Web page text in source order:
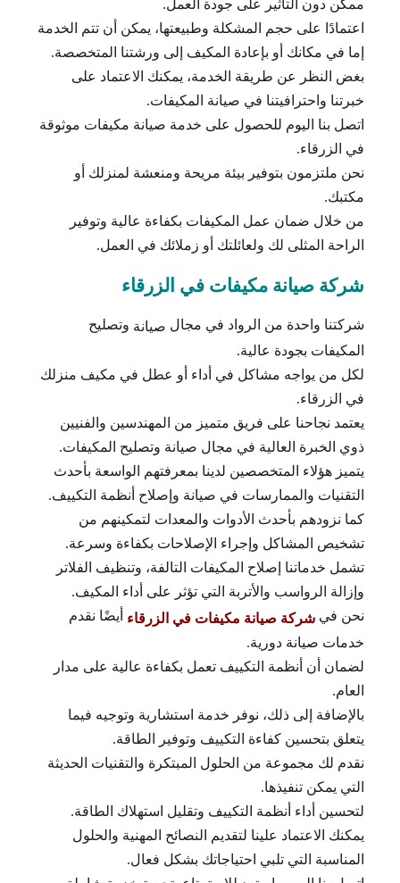
ممكن دون التأثير على جودة العمل.
اعتمادًا على حجم المشكلة وطبيعتها، يمكن أن تتم الخدمة
إما في مكانك أو بإعادة المكيف إلى ورشتنا المتخصصة.
بغض النظر عن طريقة الخدمة، يمكنك الاعتماد على
خبرتنا واحترافيتنا في صيانة المكيفات.
اتصل بنا اليوم للحصول على خدمة صيانة مكيفات موثوقة
في الزرقاء.
نحن ملتزمون بتوفير بيئة مريحة ومنعشة لمنزلك أو
مكتبك.
من خلال ضمان عمل المكيفات بكفاءة عالية وتوفير
الراحة المثلى لك ولعائلتك أو زملائك في العمل.
شركة صيانة مكيفات في الزرقاء
شركتنا واحدة من الرواد في مجال صيانة وتصليح
المكيفات بجودة عالية.
لكل من يواجه مشاكل في أداء أو عطل في مكيف منزلك
في الزرقاء.
يعتمد نجاحنا على فريق متميز من المهندسين والفنيين
ذوي الخبرة العالية في مجال صيانة وتصليح المكيفات.
يتميز هؤلاء المتخصصين لدينا بمعرفتهم الواسعة بأحدث
التقنيات والممارسات في صيانة وإصلاح أنظمة التكييف.
كما نزودهم بأحدث الأدوات والمعدات لتمكينهم من
تشخيص المشاكل وإجراء الإصلاحات بكفاءة وسرعة.
تشمل خدماتنا إصلاح المكيفات التالفة، وتنظيف الفلاتر
وإزالة الرواسب والأتربة التي تؤثر على أداء المكيف.
نحن في شركة صيانة مكيفات في الزرقاء أيضًا نقدم
خدمات صيانة دورية.
لضمان أن أنظمة التكييف تعمل بكفاءة عالية على مدار
العام.
بالإضافة إلى ذلك، نوفر خدمة استشارية وتوجيه فيما
يتعلق بتحسين كفاءة التكييف وتوفير الطاقة.
نقدم لك مجموعة من الحلول المبتكرة والتقنيات الحديثة
التي يمكن تنفيذها.
لتحسين أداء أنظمة التكييف وتقليل استهلاك الطاقة.
يمكنك الاعتماد علينا لتقديم النصائح المهنية والحلول
المناسبة التي تلبي احتياجاتك بشكل فعال.